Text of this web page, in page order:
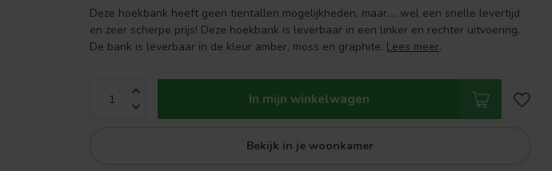
Deze hoekbank heeft geen tientallen mogelijkheden, maar.... wel een snelle levertijd
en zeer scherpe prijs! Deze hoekbank is leverbaar in een linker en rechter uitvoering.
De bank is leverbaar in de kleur amber, moss en graphite. Lees meer.
In mijn winkelwagen
Bekijk in je woonkamer